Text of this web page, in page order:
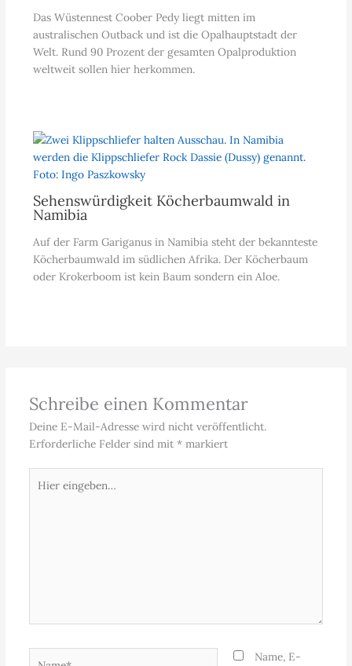
Das Wüstennest Coober Pedy liegt mitten im
australischen Outback und ist die Opalhauptstadt der
Welt. Rund 90 Prozent der gesamten Opalproduktion
weltweit sollen hier herkommen.
Sehenswürdigkeit Köcherbaumwald in
Namibia
Auf der Farm Gariganus in Namibia steht der bekannteste
Köcherbaumwald im südlichen Afrika. Der Köcherbaum
oder Krokerboom ist kein Baum sondern ein Aloe.
Schreibe einen Kommentar
Deine E-Mail-Adresse wird nicht veröffentlicht.
Erforderliche Felder sind mit *markiert
eingeben…
Name, E-